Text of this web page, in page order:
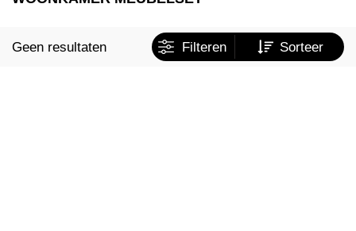
Geen resultaten Filteren Sorteer